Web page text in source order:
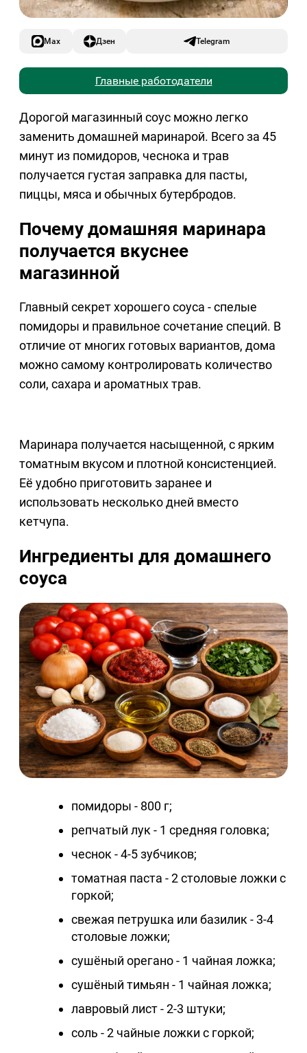
Max Дзен Telegram
Главные работодатели
Дорогой магазинный соус можно легко
заменить домашней маринарой. Всего за 45
минут из помидоров, чеснока и трав
получается густая заправка для пасты,
пиццы, мяса и обычных бутербродов.
Почему домашняя маринара
получается вкуснее
магазинной
Главный секрет хорошего соуса - спелые
помидоры и правильное сочетание специй. В
отличие от многих готовых вариантов, дома
можно самому контролировать количество
соли, сахара и ароматных трав.
Маринара получается насыщенной, с ярким
томатным вкусом и плотной консистенцией.
Её удобно приготовить заранее и
использовать несколько дней вместо
кетчупа.
Ингредиенты для домашнего
соуса
помидоры - 800 г;
репчатый лук - 1 средняя головка;
чеснок - 4-5 зубчиков;
томатная паста - 2 столовые ложки с
горкой;
свежая петрушка или базилик - 3-4
столовые ложки;
сушёный орегано - 1 чайная ложка;
сушёный тимьян - 1 чайная ложка;
лавровый лист - 2-3 штуки;
соль - 2 чайные ложки с горкой;